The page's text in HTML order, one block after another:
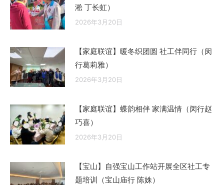
淞 丁长虹）
2026年3月20日
【家庭联谊】暖冬织团圆 社工伴同行（闵
行葛莉雅）
2026年3月20日
【家庭联谊】蝶韵相伴 家满温情（闵行赵
巧喜）
2026年3月20日
【宝山】自强宝山工作站开展全区社工专
题培训（宝山庙行 陈姝）